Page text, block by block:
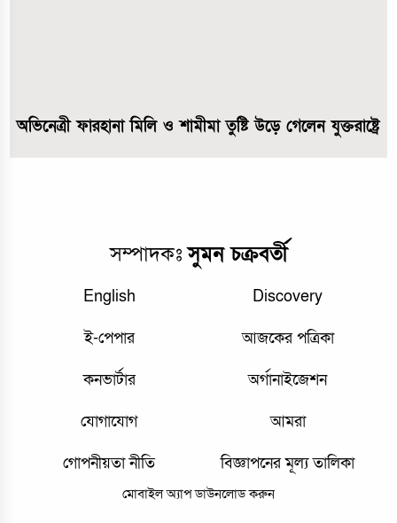
অভিনেত্রী ফারহানা মিলি ও শামীমা তুষ্টি উড়ে গেলেন যুক্তরাষ্ট্রে
সম্পাদকঃসুমন চক্রবর্তী
English Discovery
ই-পেপার আজকের পত্রিকা
কনভার্টার অর্গানাইজেশন
যোগাযোগ আমরা
গোপনীয়তা নীতি বিজ্ঞাপনের মূল্য তালিকা
মোবাইল অ্যাপ ডাউনলোড করুন